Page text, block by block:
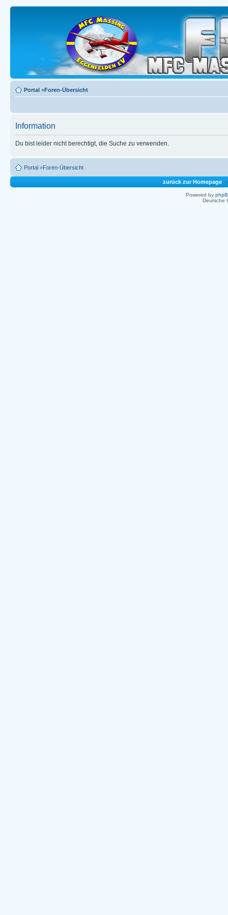
Portal »Foren-Übersicht
Information
Du bist leider nicht berechtigt, die Suche zu verwenden.
Portal »Foren-Übersicht
zurück zur Homepage ‹
Powered by
Deutsche